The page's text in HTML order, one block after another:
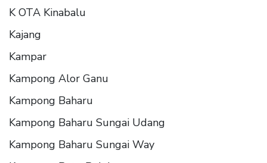
K OTA Kinabalu
Kajang
Kampar
Kampong Alor Ganu
Kampong Baharu
Kampong Baharu Sungai Udang
Kampong Baharu Sungai Way